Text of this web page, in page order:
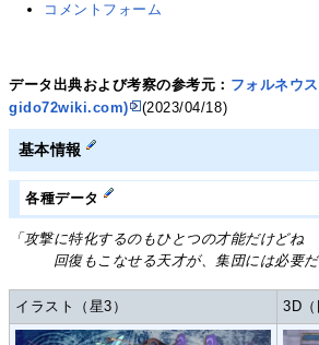
コメントフォーム
データ出典および考察の参考元： フォルネウ
gido72wiki.com)
(2023/04/18)
基本情報
各種データ
「攻撃に特化するのもひとつの才能だけどね
回復もこなせる天才が、集団には必要だ
イラスト（星3） 3D（